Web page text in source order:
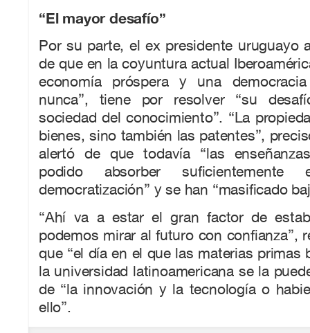
“El mayor desafío”
Por su parte, el ex presidente uruguayo
de que en la coyuntura actual
economía próspera y una
nunca”, tiene por resolver “su
sociedad del conocimiento”. “La
bienes, sino también las patentes”,
alertó de que todavía “las
podido absorber
democratización” y se han “masificado
“Ahí va a estar el gran factor de
podemos mirar al futuro con confianza”,
que “el día en el que las materias primas
la universidad latinoamericana se la
de “la innovación y la tecnología o
ello”.